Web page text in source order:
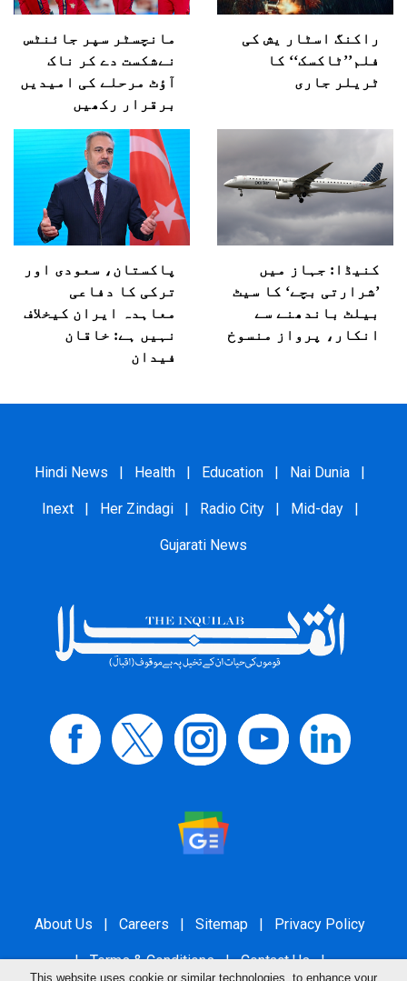
راکنگ اسٹار یش کی
فلم’’ٹاکسک‘‘ کا
ٹریلر جاری
مانچسٹر سپر جائنٹس
نےشکست دے کر ناک
آؤٹ مرحلے کی امیدیں
برقرار رکھیں
کنیڈا: جہاز میں
’شرارتی بچے‘ کا سیٹ
بیلٹ باندھنے سے
انکار، پرواز منسوخ
پاکستان، سعودی اور
ترکی کا دفاعی
معاہدہ ایران کیخلاف
نہیں ہے: خاقان
فیدان
Hindi News | Health | Education | Nai Dunia |
Inext | Her Zindagi | Radio City | Mid-day |
Gujarati News
About Us | Careers | Sitemap | Privacy Policy
| Terms & Conditions | Contact Us |
This website uses cookie or similar technologies, to enhance your